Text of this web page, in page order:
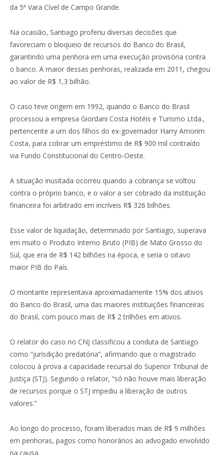
da 5ª Vara Cível de Campo Grande.
Na ocasião, Santiago proferiu diversas decisões que
favoreciam o bloqueio de recursos do Banco do Brasil,
garantindo uma penhora em uma execução provisória contra
o banco. A maior dessas penhoras, realizada em 2011, chegou
ao valor de R$ 1,3 bilhão.
O caso teve origem em 1992, quando o Banco do Brasil
processou a empresa Giordani Costa Hotéis e Turismo Ltda.,
pertencente a um dos filhos do ex-governador Harry Amorim
Costa, para cobrar um empréstimo de R$ 900 mil contraído
via Fundo Constitucional do Centro-Oeste.
A situação inusitada ocorreu quando a cobrança se voltou
contra o próprio banco, e o valor a ser cobrado da instituição
financeira foi arbitrado em incríveis R$ 326 bilhões.
Esse valor de liquidação, determinado por Santiago, superava
em muito o Produto Interno Bruto (PIB) de Mato Grosso do
Sul, que era de R$ 142 bilhões na época, e seria o oitavo
maior PIB do País.
O montante representava aproximadamente 15% dos ativos
do Banco do Brasil, uma das maiores instituições financeiras
do Brasil, com pouco mais de R$ 2 trilhões em ativos.
O relator do caso no CNJ classificou a conduta de Santiago
como “jurisdição predatória”, afirmando que o magistrado
colocou à prova a capacidade recursal do Superior Tribunal de
Justiça (STJ). Segundo o relator, “só não houve mais liberação
de recursos porque o STJ impediu a liberação de outros
valores.”
Ao longo do processo, foram liberados mais de R$ 9 milhões
em penhoras, pagos como honorários ao advogado envolvido
na causa.